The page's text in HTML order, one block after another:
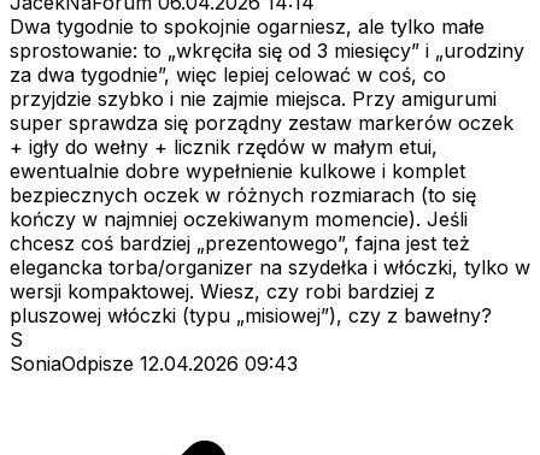
Dwa tygodnie to spokojnie ogarniesz, ale tylko małe
sprostowanie: to „wkręciła się od 3 miesięcy” i „urodziny
za dwa tygodnie”, więc lepiej celować w coś, co
przyjdzie szybko i nie zajmie miejsca. Przy amigurumi
super sprawdza się porządny zestaw markerów oczek
+ igły do wełny + licznik rzędów w małym etui,
ewentualnie dobre wypełnienie kulkowe i komplet
bezpiecznych oczek w różnych rozmiarach (to się
kończy w najmniej oczekiwanym momencie). Jeśli
chcesz coś bardziej „prezentowego”, fajna jest też
elegancka torba/organizer na szydełka i włóczki, tylko w
wersji kompaktowej. Wiesz, czy robi bardziej z
pluszowej włóczki (typu „misiowej”), czy z bawełny?
S
SoniaOdpisze 12.04.2026 09:43